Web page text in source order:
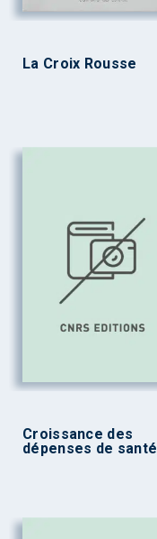
La Croix Rousse
Croissance des
dépenses de santé